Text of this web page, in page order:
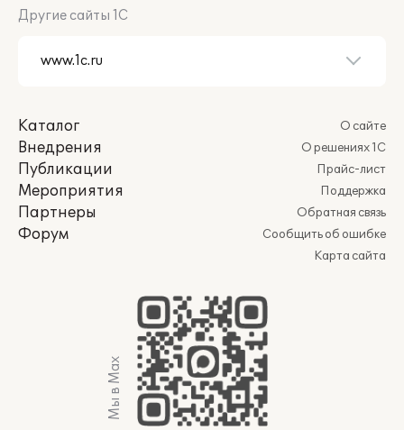
Другие сайты 1С
Каталог
Внедрения
Публикации
Мероприятия
Партнеры
Форум
О сайте
О решениях 1С
Прайс-лист
Поддержка
Обратная связь
Сообщить об ошибке
Карта сайта
Мы в Max